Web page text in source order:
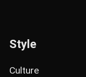
Style
Culture